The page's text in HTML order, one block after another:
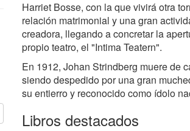
Harriet Bosse, con la que vivirá otra
relación matrimonial y una gran
creadora, llegando a concretar la
propio teatro, el "Intima Teatern".
En 1912, Johan Strindberg muere de
siendo despedido por una gran
su entierro y reconocido como ídolo
Libros destacados